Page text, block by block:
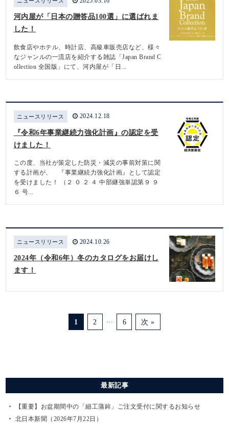
河内屋が「日本の贈答品100選」に選ばれま
した！
飲食店やホテル、時計店、高級車販売店など、様々
なジャンルの一流店を紹介する雑誌「Japan Brand C
ollection 全国版」にて、河内屋が「日...
ニュースリリース 2024.12.18
『令和6年事業継続力強化計画』の認定を受
けました！
この度、当社が策定した防災・減災の事前対策に関
する計画が、 『事業継続力強化計画』として認定
を受けました！ （２ ０ ２ ４ 中部継強単認第９ ９
６ 号...
ニュースリリース 2024.10.26
2024年（令和6年）冬のカタログをお届けし
ます！
1 2 6 次 »
最新記事
【重要】お盆期間中の「細工蒲鉾」ご注文受付に関するお知らせ
北日本新聞（2026年7月22日）